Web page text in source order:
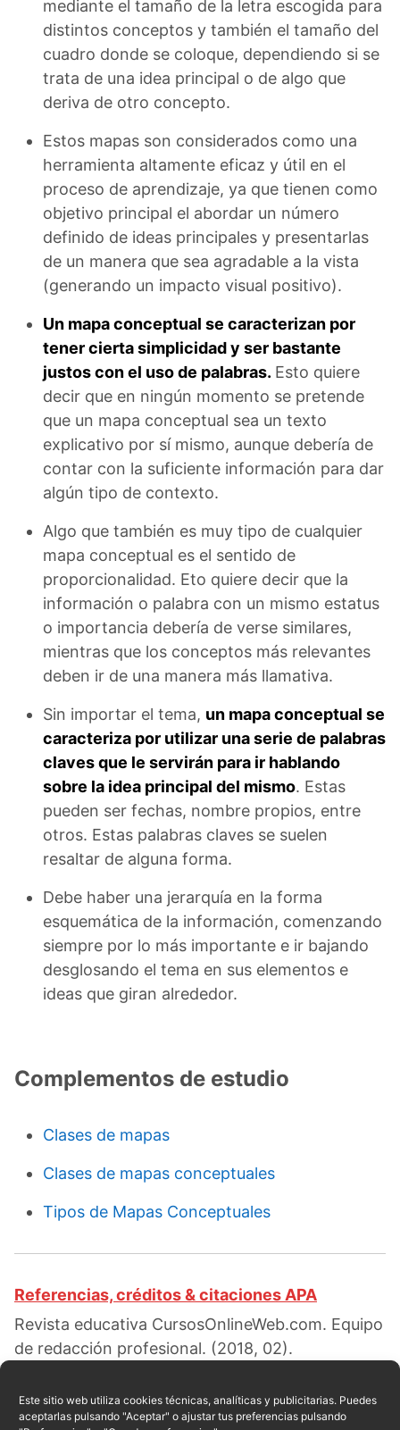
Este sitio web utiliza cookies técnicas, analíticas y publicitarias. Puedes
aceptarlas pulsando "Aceptar" o ajustar tus preferencias pulsando
mediante el tamaño de la letra escogida para
distintos conceptos y también el tamaño del
cuadro donde se coloque, dependiendo si se
trata de una idea principal o de algo que
deriva de otro concepto.
Estos mapas son considerados como una
herramienta altamente eficaz y útil en el
proceso de aprendizaje, ya que tienen como
objetivo principal el abordar un número
definido de ideas principales y presentarlas
de un manera que sea agradable a la vista
(generando un impacto visual positivo).
Un mapa conceptual se caracterizan por
tener cierta simplicidad y ser bastante
justos con el uso de palabras. Esto quiere
decir que en ningún momento se pretende
que un mapa conceptual sea un texto
explicativo por sí mismo, aunque debería de
contar con la suficiente información para dar
algún tipo de contexto.
Algo que también es muy tipo de cualquier
mapa conceptual es el sentido de
proporcionalidad. Eto quiere decir que la
información o palabra con un mismo estatus
o importancia debería de verse similares,
mientras que los conceptos más relevantes
deben ir de una manera más llamativa.
Sin importar el tema, un mapa conceptual se
caracteriza por utilizar una serie de palabras
claves que le servirán para ir hablando
sobre la idea principal del mismo. Estas
pueden ser fechas, nombre propios, entre
otros. Estas palabras claves se suelen
resaltar de alguna forma.
Debe haber una jerarquía en la forma
esquemática de la información, comenzando
siempre por lo más importante e ir bajando
desglosando el tema en sus elementos e
ideas que giran alrededor.
Complementos de estudio
Clases de mapas
Clases de mapas conceptuales
Tipos de Mapas Conceptuales
Referencias, créditos & citaciones APA
Revista educativa CursosOnlineWeb.com. Equipo
de redacción profesional. (2018, 02).
Isabella G. Ortiz. Obtenido en fecha 08, 2026,
desde el sitio web: